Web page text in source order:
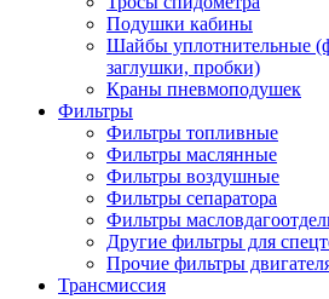
Подушки кабины
Шайбы уплотнительные
заглушки, пробки)
Краны пневмоподушек
Фильтры
Фильтры топливные
Фильтры маслянные
Фильтры воздушные
Фильтры сепаратора
Фильтры
Другие фильтры для
Прочие фильтры
Трансмиссия